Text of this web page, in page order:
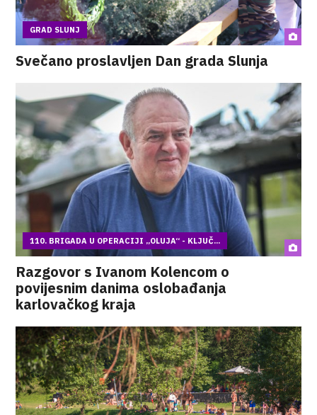
GRAD SLUNJ
Svečano proslavljen Dan grada Slunja
110. BRIGADA U OPERACIJI „OLUJA“ - KLJUČ...
Razgovor s Ivanom Kolencom o
povijesnim danima oslobađanja
karlovačkog kraja